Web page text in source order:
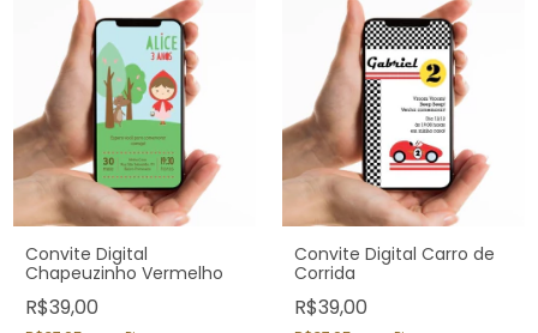
Convite Digital
Chapeuzinho Vermelho
R$39,00
Convite Digital Carro de
Corrida
R$39,00